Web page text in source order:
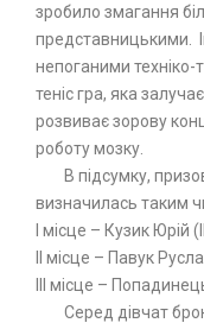
зробило змагання
представницькими.
непоганими
теніс гра, яка
розвиває зорову
роботу мозку.
В підсумку,
визначилась таким
І місце – Кузик Юрій
ІІ місце – Павук
ІІІ місце –
Серед дівчат